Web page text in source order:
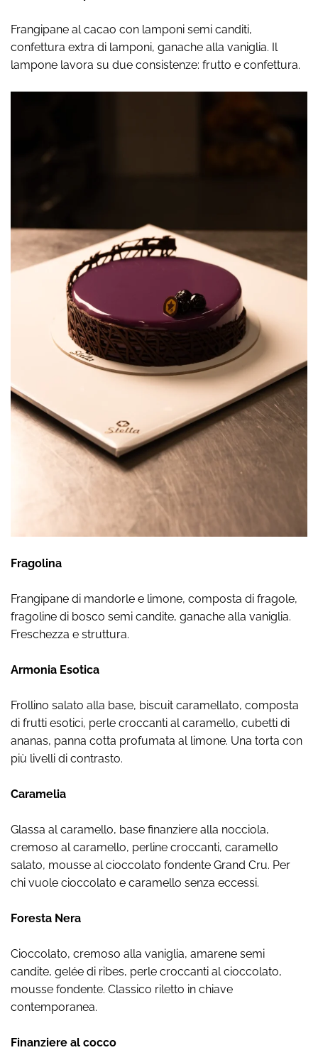
Frangipane al cacao con lamponi semi canditi,
confettura extra di lamponi, ganache alla vaniglia. Il
lampone lavora su due consistenze: frutto e confettura.
Fragolina
Frangipane di mandorle e limone, composta di fragole,
fragoline di bosco semi candite, ganache alla vaniglia.
Freschezza e struttura.
Armonia Esotica
Frollino salato alla base, biscuit caramellato, composta
di frutti esotici, perle croccanti al caramello, cubetti di
ananas, panna cotta profumata al limone. Una torta con
più livelli di contrasto.
Caramelia
Glassa al caramello, base finanziere alla nocciola,
cremoso al caramello, perline croccanti, caramello
salato, mousse al cioccolato fondente Grand Cru. Per
chi vuole cioccolato e caramello senza eccessi.
Foresta Nera
Cioccolato, cremoso alla vaniglia, amarene semi
candite, gelée di ribes, perle croccanti al cioccolato,
mousse fondente. Classico riletto in chiave
contemporanea.
Finanziere al cocco